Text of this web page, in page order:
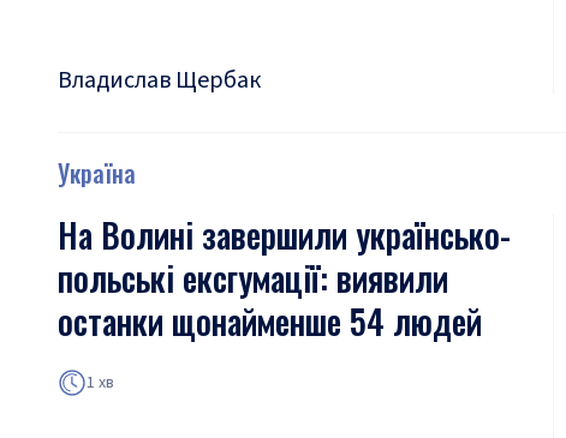
Владислав Щербак
Україна
На Волині завершили українсько-
польські ексгумації: виявили
останки щонайменше 54 людей
1 хв